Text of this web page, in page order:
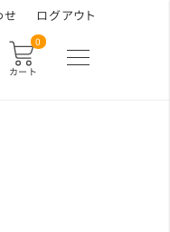
せ ログアウト
カート
0